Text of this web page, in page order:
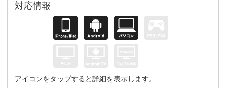
対応情報
アイコンをタップすると詳細を表示します。